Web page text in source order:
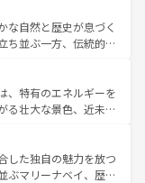
魅力を心ゆくまで味
新着の韓国情報はコンテンツ一
イの古い町並みやホ
物も、独特の雰囲気を
の豊かさとおいしさで
コーヒーなどは、ぜ
れてもあたたかい人々
と忘れられない旅にな
な自然と歴史が息づく
ち並ぶ一方、伝統的な
ンマイなどの山岳地
ケットやクラビの美し
とができる。タイ料理
節にも異なる楽しみ
人々、仏教を中心とし
訪れる旅人を魅了し続
、特有のエネルギーを
る壮大な景色、近未来
光スポットが密集し
のも魅力。息をのむよ
港を存分に楽しみ尽く
した独自の魅力を放つ
ぶマリーナベイ、歴史